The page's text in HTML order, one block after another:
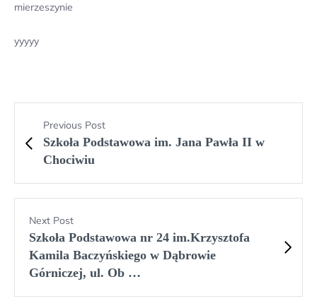
mierzeszynie
yyyyy
Previous Post
Szkoła Podstawowa im. Jana Pawła II w
Chociwiu
Next Post
Szkoła Podstawowa nr 24 im.Krzysztofa
Kamila Baczyńskiego w Dąbrowie
Górniczej, ul. Ob …